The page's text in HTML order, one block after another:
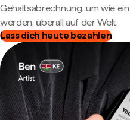
Gehaltsabrechnung, um wie
werden, überall auf der Welt.
Lass dich heute bezahlen